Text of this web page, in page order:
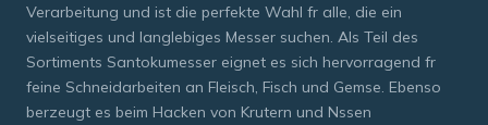
Verarbeitung und ist die perfekte Wahl fr alle, die ein
vielseitiges und langlebiges Messer suchen. Als Teil des
Sortiments Santokumesser eignet es sich hervorragend fr
feine Schneidarbeiten an Fleisch, Fisch und Gemse. Ebenso
berzeugt es beim Hacken von Krutern und Nssen